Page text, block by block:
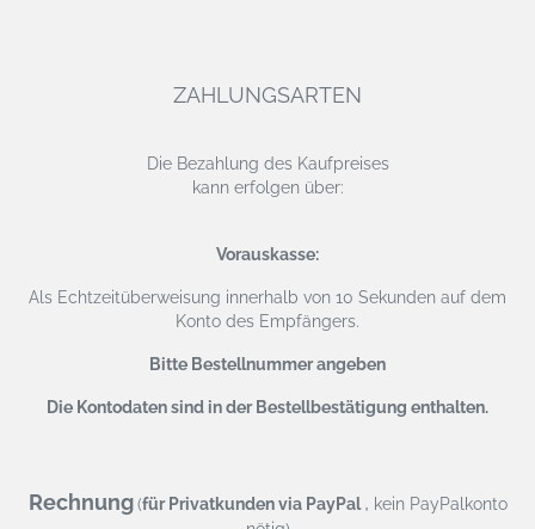
ZAHLUNGSARTEN
Die Bezahlung des Kaufpreises
kann erfolgen über:
Vorauskasse:
Als Echtzeitüberweisung innerhalb von 10 Sekunden auf dem
Konto des Empfängers.
Bitte Bestellnummer angeben
Die Kontodaten sind in der Bestellbestätigung enthalten.
Rechnung (für Privatkunden via PayPal, kein PayPalkonto